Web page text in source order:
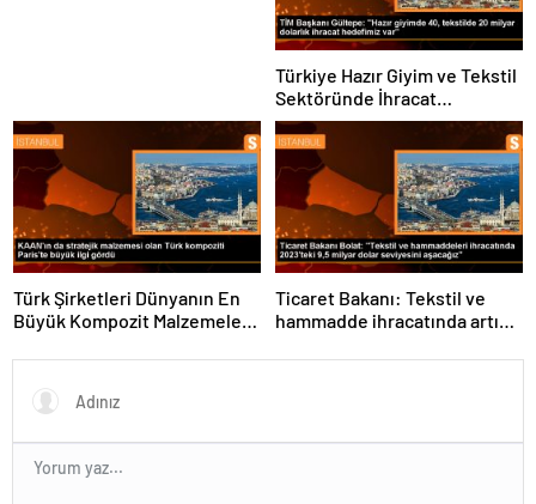
Türkiye Hazır Giyim ve Tekstil
Sektöründe İhracat
Hedeflerini Açıkladı
Türk Şirketleri Dünyanın En
Büyük Kompozit Malzemeler
Ticaret Bakanı: Tekstil ve
hammadde ihracatında artış